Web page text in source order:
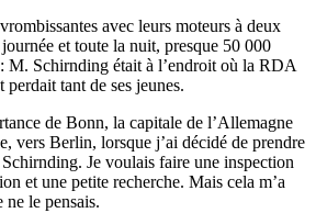
avec leurs moteurs à deux
et toute la nuit, presque 50 000
M. Schirnding était à l’endroit où la RDA
tant de ses jeunes.
de Bonn, la capitale de l’Allemagne
vers Berlin, lorsque j’ai décidé de prendre
Je voulais faire une inspection
et une petite recherche. Mais cela m’a
ne le pensais.